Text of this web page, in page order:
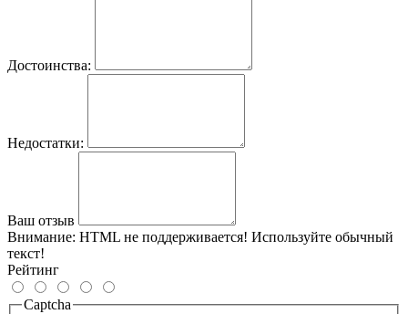
Достоинства:
Недостатки:
Ваш отзыв
Внимание: HTML не поддерживается! Используйте обычный
текст!
Рейтинг
Captcha